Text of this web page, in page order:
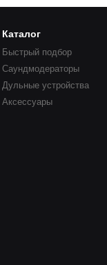
Каталог
Быстрый подбор
Саундмодераторы
Дульные устройства
Аксессуары